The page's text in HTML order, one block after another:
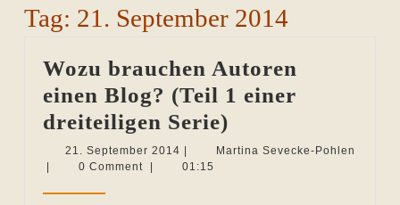
Button
Tag: 21. September 2014
Wozu brauchen Autoren
einen Blog? (Teil 1 einer
dreiteiligen Serie)
brauchen
21. September 2014 21.
September
Martina Sevecke-Pohlen
Martina
Pohlen
0 Comment 01:15